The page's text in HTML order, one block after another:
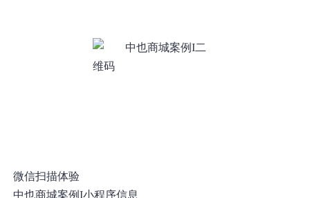
微信扫描体验
中也商城案例I小程序信息